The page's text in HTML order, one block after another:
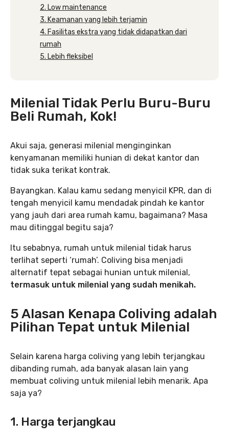
2. Low maintenance
3. Keamanan yang lebih terjamin
4. Fasilitas ekstra yang tidak didapatkan dari
rumah
5. Lebih fleksibel
Milenial Tidak Perlu Buru-Buru
Beli Rumah, Kok!
Akui saja, generasi milenial menginginkan
kenyamanan memiliki hunian di dekat kantor dan
tidak suka terikat kontrak.
Bayangkan. Kalau kamu sedang menyicil KPR, dan di
tengah menyicil kamu mendadak pindah ke kantor
yang jauh dari area rumah kamu, bagaimana? Masa
mau ditinggal begitu saja?
Itu sebabnya, rumah untuk milenial tidak harus
terlihat seperti ‘rumah’. Coliving bisa menjadi
alternatif tepat sebagai hunian untuk milenial,
termasuk untuk milenial yang sudah menikah.
5 Alasan Kenapa Coliving adalah
Pilihan Tepat untuk Milenial
Selain karena harga coliving yang lebih terjangkau
dibanding rumah, ada banyak alasan lain yang
membuat coliving untuk milenial lebih menarik. Apa
saja ya?
1. Harga terjangkau